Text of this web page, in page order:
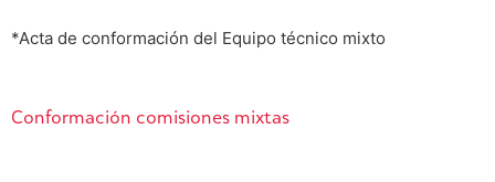
*Acta de conformación del Equipo técnico mixto
Conformación comisiones mixtas